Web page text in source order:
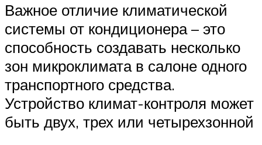
Важное отличие климатической
системы от кондиционера – это
способность создавать несколько
зон микроклимата в салоне одного
транспортного средства.
Устройство климат-контроля может
быть двух, трех или четырехзонной